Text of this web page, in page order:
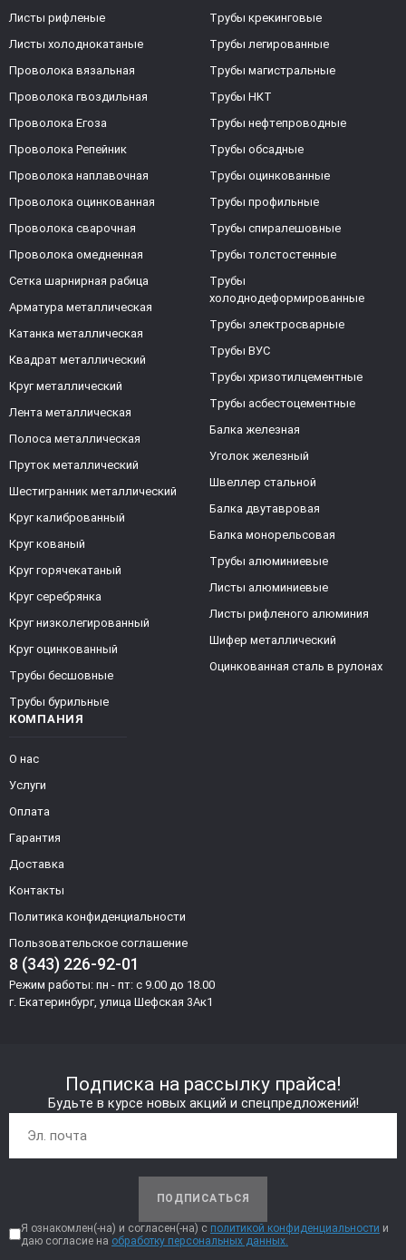
КОМПАНИЯ
О нас
Услуги
Оплата
Гарантия
Доставка
Контакты
Политика конфиденциальности
Пользовательское соглашение
8 (343) 226-92-01
Режим работы: пн - пт: с 9.00 до 18.00
г. Екатеринбург, улица Шефская 3Ак1
Листы рифленые
Листы холоднокатаные
Проволока вязальная
Проволока гвоздильная
Проволока Егоза
Проволока Репейник
Проволока наплавочная
Проволока оцинкованная
Проволока сварочная
Проволока омедненная
Сетка шарнирная рабица
Арматура металлическая
Катанка металлическая
Квадрат металлический
Круг металлический
Лента металлическая
Полоса металлическая
Пруток металлический
Шестигранник металлический
Круг калиброванный
Круг кованый
Круг горячекатаный
Круг серебрянка
Круг низколегированный
Круг оцинкованный
Трубы бесшовные
Трубы бурильные
Трубы крекинговые
Трубы легированные
Трубы магистральные
Трубы НКТ
Трубы нефтепроводные
Трубы обсадные
Трубы оцинкованные
Трубы профильные
Трубы спиралешовные
Трубы толстостенные
Трубы
холоднодеформированные
Трубы электросварные
Трубы ВУС
Трубы хризотилцементные
Трубы асбестоцементные
Балка железная
Уголок железный
Швеллер стальной
Балка двутавровая
Балка монорельсовая
Трубы алюминиевые
Листы алюминиевые
Листы рифленого алюминия
Шифер металлический
Оцинкованная сталь в рулонах
Подписка на рассылку прайса!
Будьте в курсе новых акций и спецпредложений!
ПОДПИСАТЬСЯ
Я ознакомлен(-на) и согласен(-на) с политикой конфиденциальности и
даю согласие на обработку персональных данных.